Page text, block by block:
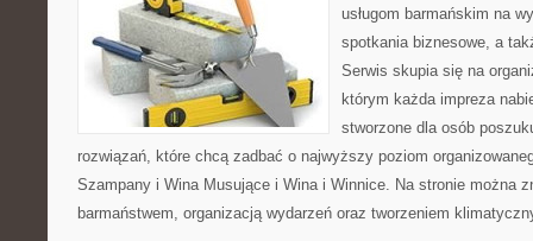
usługom barmańskim na
spotkania biznesowe, a
Serwis skupia się na
którym każda impreza
stworzone dla osób
rozwiązań, które chcą zadbać o najwyższy poziom
Szampany i Wina Musujące i Wina i Winnice. Na stronie można
barmaństwem, organizacją wydarzeń oraz tworzeniem